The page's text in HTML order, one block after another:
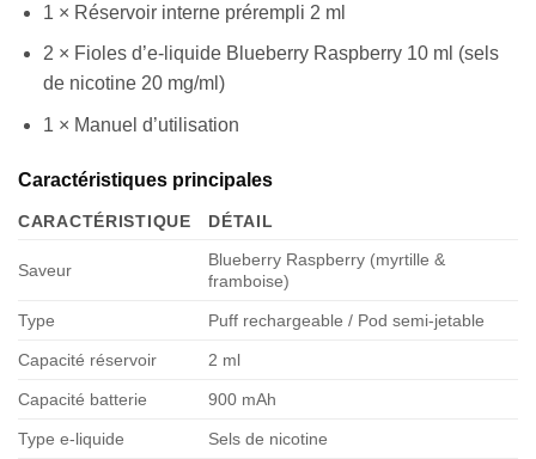
1 × Réservoir interne prérempli 2 ml
2 × Fioles d’e-liquide Blueberry Raspberry 10 ml (sels
de nicotine 20 mg/ml)
1 × Manuel d’utilisation
Caractéristiques principales
CARACTÉRISTIQUE DÉTAIL
Saveur
Blueberry Raspberry (myrtille &
framboise)
Type Puff rechargeable / Pod semi-jetable
Capacité réservoir 2 ml
Capacité batterie 900 mAh
Type e-liquide Sels de nicotine